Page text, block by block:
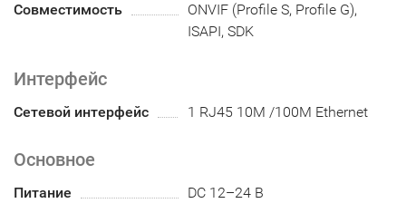
Совместимость
ONVIF (Profile S, Profile G),
ISAPI, SDK
Интерфейс
Сетевой интерфейс 1 RJ45 10M /100M Ethernet
Основное
Питание
DC 12–24 В